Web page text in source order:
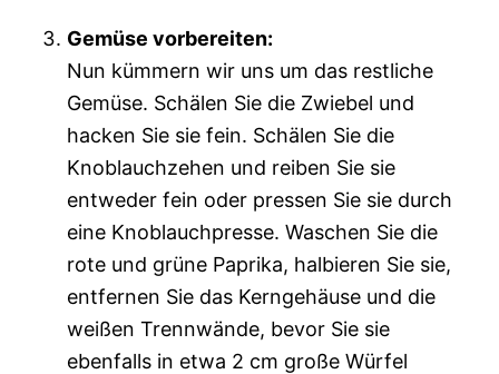
Gemüse vorbereiten:
Nun kümmern wir uns um das restliche
Gemüse. Schälen Sie die Zwiebel und
hacken Sie sie fein. Schälen Sie die
Knoblauchzehen und reiben Sie sie
entweder fein oder pressen Sie sie durch
eine Knoblauchpresse. Waschen Sie die
rote und grüne Paprika, halbieren Sie sie,
entfernen Sie das Kerngehäuse und die
weißen Trennwände, bevor Sie sie
ebenfalls in etwa 2 cm große Würfel